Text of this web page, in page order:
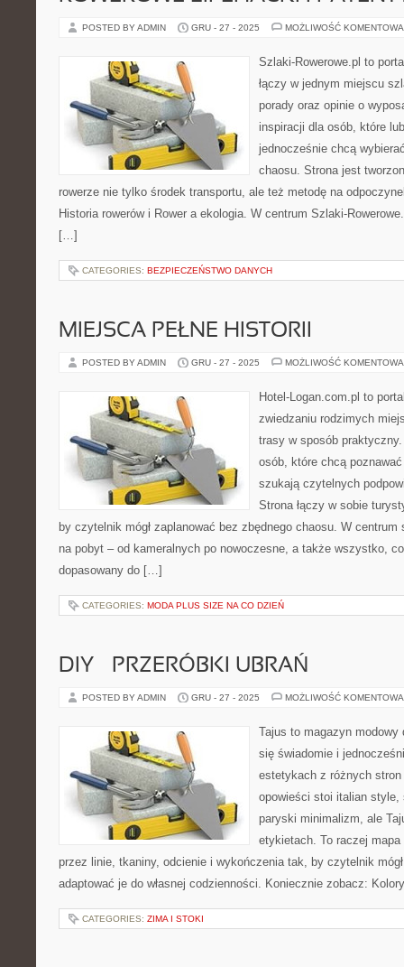
POSTED BY ADMIN GRU - 27 - 2025 MOŻLIWOŚĆ
Szlaki-Rowerowe.pl to
łączy w jednym miejscu
porady oraz opinie o
inspiracji dla osób, które
jednocześnie chcą
chaosu. Strona jest
rowerze nie tylko środek transportu, ale też metodę na
Historia rowerów i Rower a ekologia. W centrum Szlaki-
[…]
CATEGORIES: BEZPIECZEŃSTWO DANYCH
MIEJSCA PEŁNE HISTORII
POSTED BY ADMIN GRU - 27 - 2025 MOŻLIWOŚĆ
Hotel-Logan.com.pl to
zwiedzaniu rodzimych
trasy w sposób
osób, które chcą
szukają czytelnych
Strona łączy w sobie
by czytelnik mógł zaplanować bez zbędnego chaosu. W
na pobyt – od kameralnych po nowoczesne, a także wszystko,
dopasowany do […]
CATEGORIES: MODA PLUS SIZE NA CO DZIEŃ
DIY – PRZERÓBKI UBRAŃ
POSTED BY ADMIN GRU - 27 - 2025 MOŻLIWOŚĆ
Tajus to magazyn
się świadomie i
estetykach z różnych
opowieści stoi italian
paryski minimalizm, ale
etykietach. To raczej
przez linie, tkaniny, odcienie i wykończenia tak, by czytelnik
adaptować je do własnej codzienności. Koniecznie zobacz:
CATEGORIES: ZIMA I STOKI